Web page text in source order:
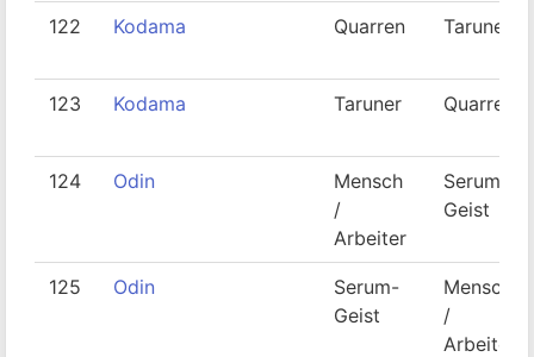
122 Kodama Quarren Taruner
123 Kodama Taruner Quarren
124 Odin
Mensch
/
Arbeiter
Serum-
Geist
125 Odin
Serum-
Geist
Mensch
/
Arbeiter